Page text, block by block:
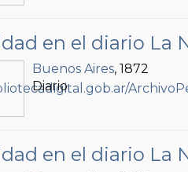
en el diario La
Buenos Aires, 1872
Diario
en el diario La